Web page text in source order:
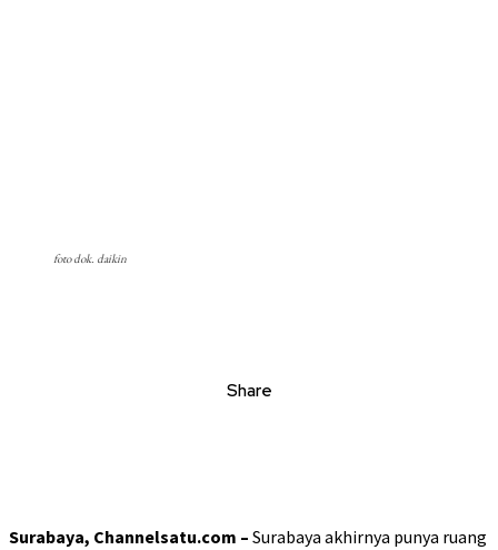
foto dok. daikin
Share
Surabaya, Channelsatu.com – Surabaya akhirnya punya ruang